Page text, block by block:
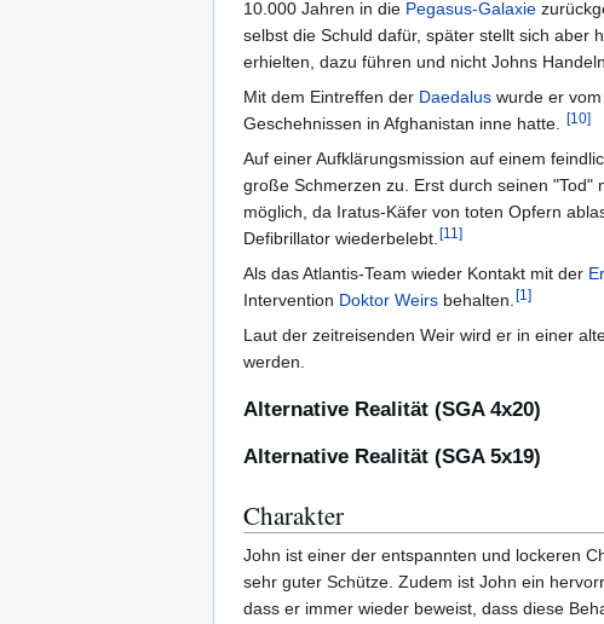
10.000 Jahren in die Pegasus-Galaxie
selbst die Schuld dafür, später stellt sich aber
erhielten, dazu führen und nicht Johns
Mit dem Eintreffen der Daedalus wurde er vom
Geschehnissen in Afghanistan inne hatte. [10]
Auf einer Aufklärungsmission auf einem
große Schmerzen zu. Erst durch seinen
möglich, da Iratus-Käfer von toten Opfern
Defibrillator wiederbelebt.[11 ]
Als das Atlantis-Team wieder Kontakt mit der
Intervention Doktor Weirs behalten.[1 ]
Laut der zeitreisenden Weir wird er in einer
werden.
Alternative Realität (SGA 4x20)
Alternative Realität (SGA 5x19)
Charakter
John ist einer der entspannten und lockeren
sehr guter Schütze. Zudem ist John ein
dass er immer wieder beweist, dass diese